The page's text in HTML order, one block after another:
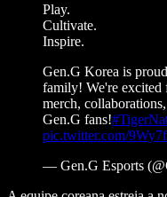
Play.
Cultivate.
Inspire.
Gen.G Korea is
family! We're excited
merch,
Gen.G fans!
pic.twitter.com/
— Gen.G Esports